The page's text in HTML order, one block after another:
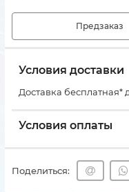
Предзаказ
Условия доставки
Доставка бесплатная*
Условия оплаты
Поделиться: